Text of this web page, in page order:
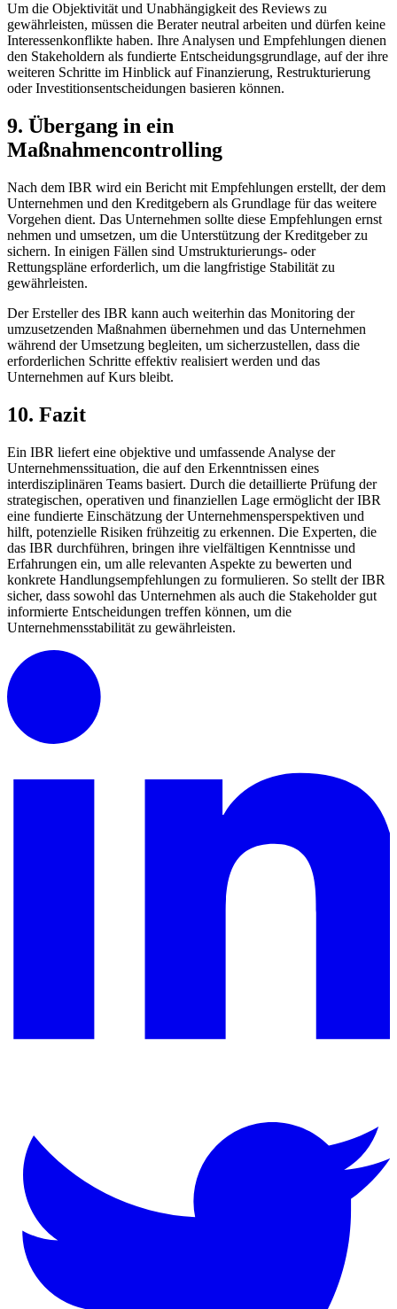
Um die Objektivität und Unabhängigkeit des Reviews zu
gewährleisten, müssen die Berater neutral arbeiten und dürfen keine
Interessenkonflikte haben. Ihre Analysen und Empfehlungen dienen
den Stakeholdern als fundierte Entscheidungsgrundlage, auf der ihre
weiteren Schritte im Hinblick auf Finanzierung, Restrukturierung
oder Investitionsentscheidungen basieren können.
9. Übergang in ein
Maßnahmencontrolling
Nach dem IBR wird ein Bericht mit Empfehlungen erstellt, der dem
Unternehmen und den Kreditgebern als Grundlage für das weitere
Vorgehen dient. Das Unternehmen sollte diese Empfehlungen ernst
nehmen und umsetzen, um die Unterstützung der Kreditgeber zu
sichern. In einigen Fällen sind Umstrukturierungs- oder
Rettungspläne erforderlich, um die langfristige Stabilität zu
gewährleisten.
Der Ersteller des IBR kann auch weiterhin das Monitoring der
umzusetzenden Maßnahmen übernehmen und das Unternehmen
während der Umsetzung begleiten, um sicherzustellen, dass die
erforderlichen Schritte effektiv realisiert werden und das
Unternehmen auf Kurs bleibt.
10. Fazit
Ein IBR liefert eine objektive und umfassende Analyse der
Unternehmenssituation, die auf den Erkenntnissen eines
interdisziplinären Teams basiert. Durch die detaillierte Prüfung der
strategischen, operativen und finanziellen Lage ermöglicht der IBR
eine fundierte Einschätzung der Unternehmensperspektiven und
hilft, potenzielle Risiken frühzeitig zu erkennen. Die Experten, die
das IBR durchführen, bringen ihre vielfältigen Kenntnisse und
Erfahrungen ein, um alle relevanten Aspekte zu bewerten und
konkrete Handlungsempfehlungen zu formulieren. So stellt der IBR
sicher, dass sowohl das Unternehmen als auch die Stakeholder gut
informierte Entscheidungen treffen können, um die
Unternehmensstabilität zu gewährleisten.